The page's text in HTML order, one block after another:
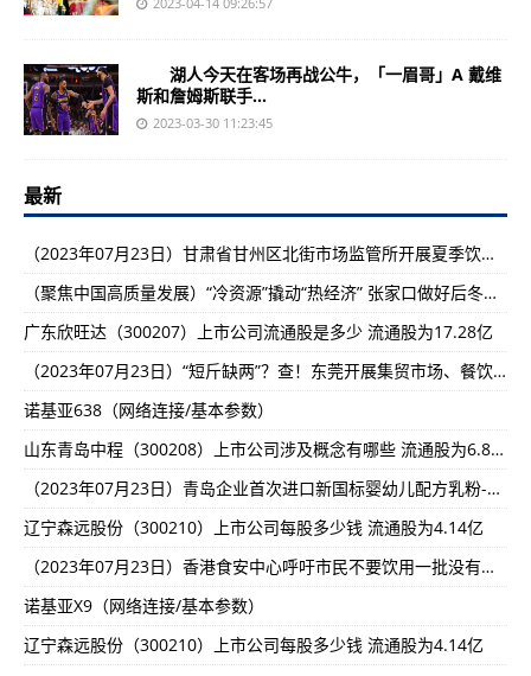
湖人今天在客场再战公牛，「一眉哥」A 戴维
斯和詹姆斯联手...
2023-03-30 11:23:45
最新
（2023年07月23日）甘肃省甘州区北街市场监管所开展夏季饮料市场专项检查-世界快消息!
（聚焦中国高质量发展）“冷资源”撬动“热经济” 张家口做好后冬奥经济“答卷”—世界即时看!
广东欣旺达（300207）上市公司流通股是多少 流通股为17.28亿
（2023年07月23日）“短斤缺两”？查！东莞开展集贸市场、餐饮酒楼计量专项整治工作-快消息!
诺基亚638（网络连接/基本参数）
山东青岛中程（300208）上市公司涉及概念有哪些 流通股为6.87亿
（2023年07月23日）青岛企业首次进口新国标婴幼儿配方乳粉-【全球热闻】
辽宁森远股份（300210）上市公司每股多少钱 流通股为4.14亿
（2023年07月23日）香港食安中心呼吁市民不要饮用一批没有标示最佳食用日期的越南进口椰子水饮品-【时快讯】
诺基亚X9（网络连接/基本参数）
辽宁森远股份（300210）上市公司每股多少钱 流通股为4.14亿